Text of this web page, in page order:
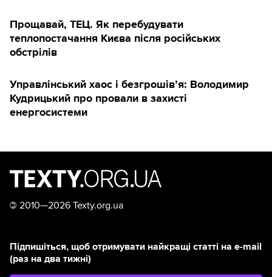
Прощавай, ТЕЦ. Як перебудувати
теплопостачання Києва після російських
обстрілів
Управлінський хаос і безгрошів’я: Володимир
Кудрицький про провали в захисті
енергосистеми
© 2010—2026 Texty.org.ua
Підпишіться, щоб отримувати найкращі статті на e-mail
(раз на два тижні)